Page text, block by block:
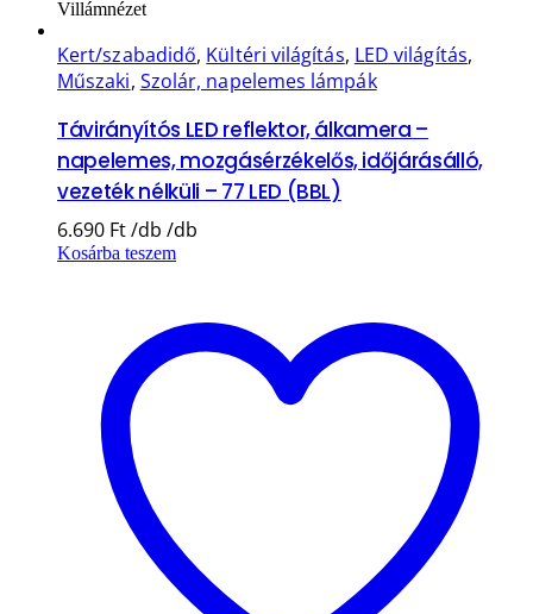
Villámnézet
Kert/szabadidő, Kültéri világítás, LED világítás,
Műszaki, Szolár, napelemes lámpák
Távirányítós LED reflektor, álkamera –
napelemes, mozgásérzékelős, időjárásálló,
vezeték nélküli – 77 LED (BBL)
6.690 Ft
Kosárba teszem